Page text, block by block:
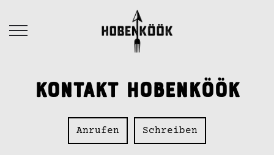
Kontakt Hobenköök
Anrufen Schreiben